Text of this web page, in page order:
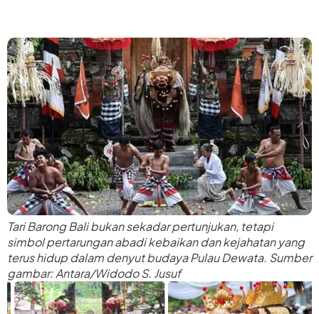
Tari Barong Bali bukan sekadar pertunjukan, tetapi
simbol pertarungan abadi kebaikan dan kejahatan yang
terus hidup dalam denyut budaya Pulau Dewata. Sumber
gambar: Antara/Widodo S. Jusuf